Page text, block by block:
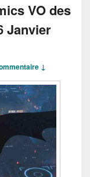
VO des
Janvier
↓